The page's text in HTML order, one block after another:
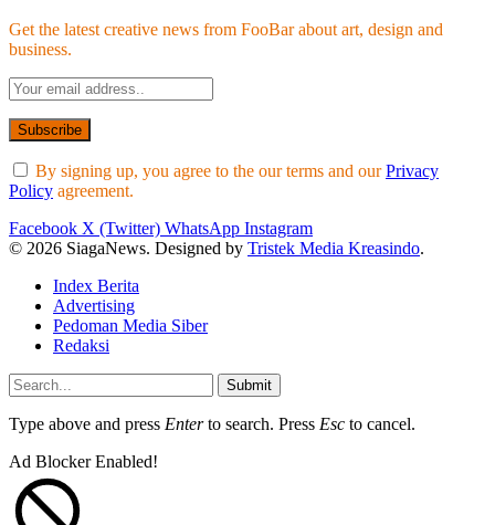
Get the latest creative news from FooBar about art, design and
business.
By signing up, you agree to the our terms and ourPrivacy
Policy agreement.
Facebook X (Twitter) WhatsApp Instagram
© 2026 SiagaNews. Designed by Tristek Media Kreasindo.
Index Berita
Advertising
Pedoman Media Siber
Redaksi
Submit
Type above and press Enterto search. Press Esc to cancel.
Ad Blocker Enabled!